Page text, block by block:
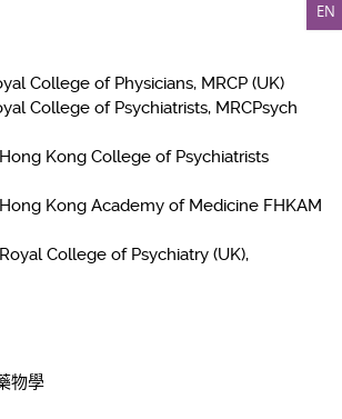
EN
College of Physicians, MRCP (UK)
College of Psychiatrists, MRCPsych
Kong College of Psychiatrists
Kong Academy of Medicine FHKAM
College of Psychiatry (UK),
物學